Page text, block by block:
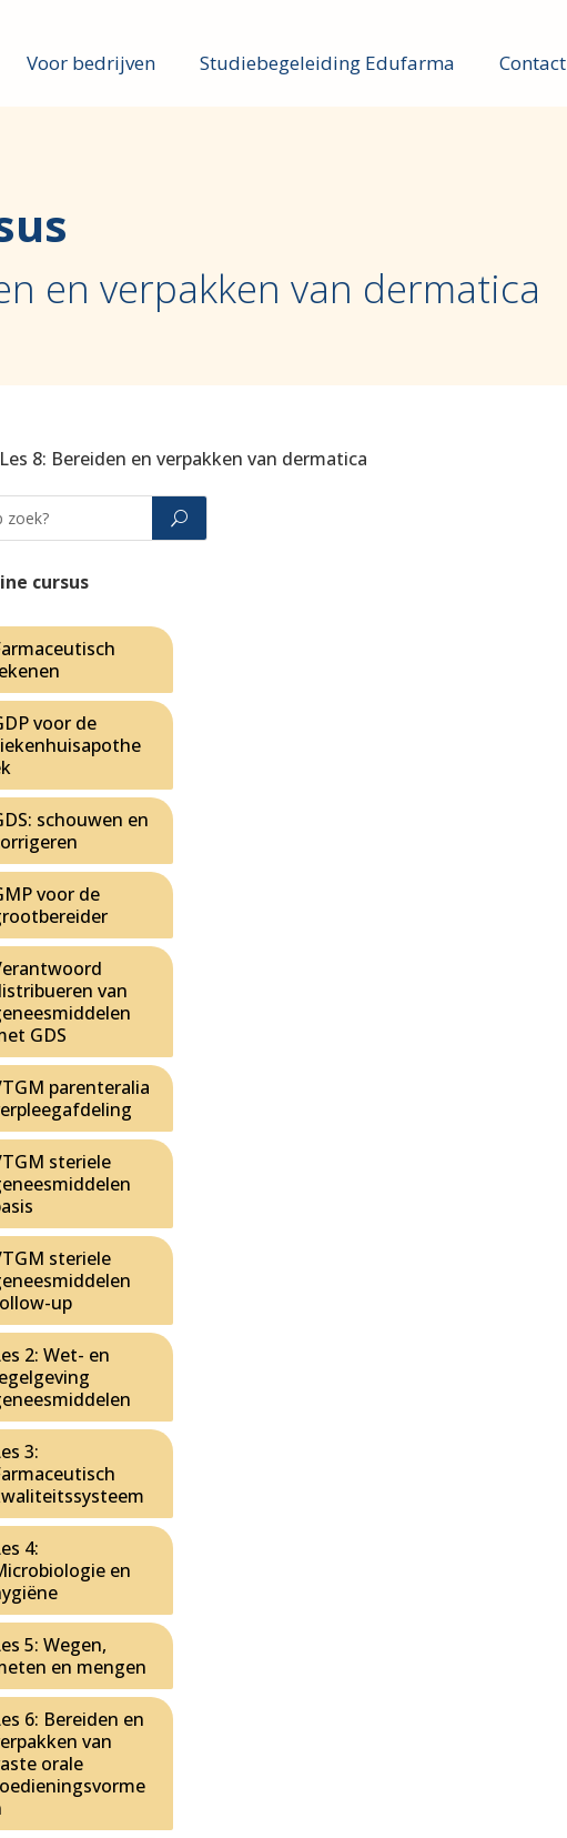
Voor bedrijven Studiebegeleiding Edufarma Contact
en verpakken van dermatica
Les 8: Bereiden en verpakken van dermatica
cursus
voor de
schouwen en
voor de
van
GDS
parenteralia
steriele
steriele
up
2: Wet- en
3:
4:
en
5: Wegen,
en mengen
6: Bereiden en
van
orale